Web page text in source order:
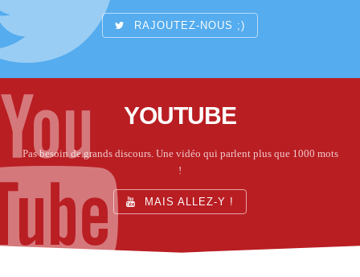
RAJOUTEZ-NOUS ;)
YOUTUBE
Pas besoin de grands discours. Une vidéo qui parlent plus que 1000 mots
!
MAIS ALLEZ-Y !